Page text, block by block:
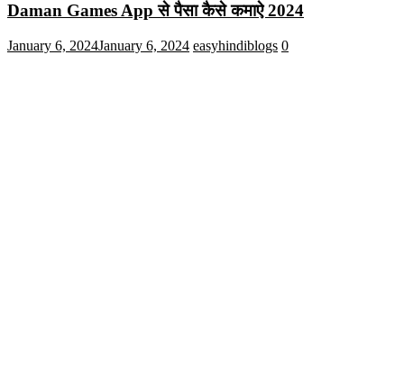
Daman Games App से पैसा कैसे कमाऐ 2024
January 6, 2024January 6, 2024 easyhindiblogs 0